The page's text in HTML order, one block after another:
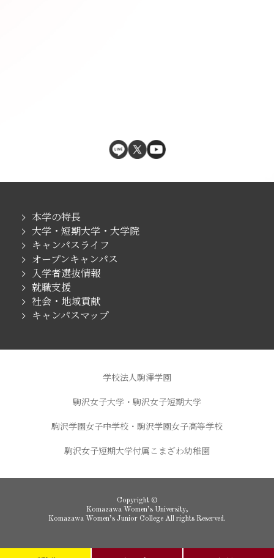
本学の特長
大学・短期大学・大学院
キャンパスライフ
オープンキャンパス
入学者選抜情報
就職支援
社会・地域貢献
キャンパスマップ
学校法人駒澤学園
駒沢女子大学・駒沢女子短期大学
駒沢学園女子中学校・駒沢学園女子高等学校
駒沢女子短期大学付属こまざわ幼稚園
Copyright ©
Komazawa Women’s University,
Komazawa Women’s Junior College All rights Reserved.